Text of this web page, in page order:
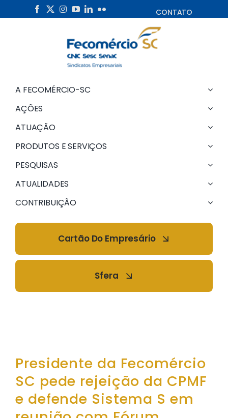
to
CONTATO
A FECOMÉRCIO-SC
AÇÕES
ATUAÇÃO
PRODUTOS E SERVIÇOS
PESQUISAS
ATUALIDADES
CONTRIBUIÇÃO
Cartão Do Empresário
Sfera
Presidente da Fecomércio
SC pede rejeição da CPMF
e defende Sistema S em